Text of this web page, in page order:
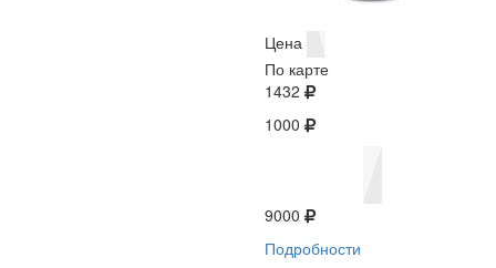
Цена
По карте
1432
1000
9000
Подробности